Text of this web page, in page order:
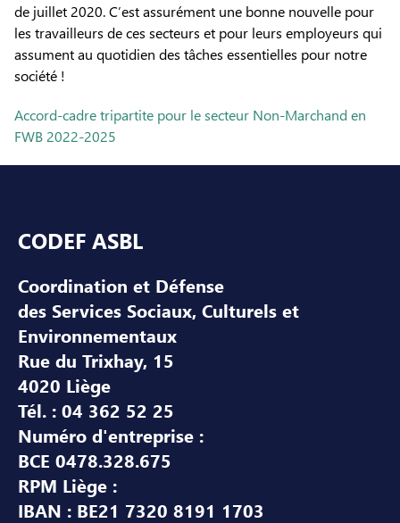
de juillet 2020. C’est assurément une bonne nouvelle pour
les travailleurs de ces secteurs et pour leurs employeurs qui
assument au quotidien des tâches essentielles pour notre
société !
Accord-cadre tripartite pour le secteur Non-Marchand en
FWB 2022-2025
CODEF ASBL
Coordination et Défense
des Services Sociaux, Culturels et
Environnementaux
Rue du Trixhay, 15
4020 Liège
Tél. : 04 362 52 25
Numéro d'entreprise :
BCE 0478.328.675
RPM Liège :
IBAN : BE21 7320 8191 1703